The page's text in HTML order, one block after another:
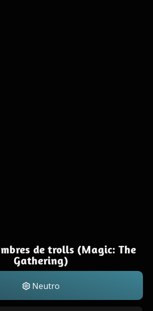
de trolls (Magic: The
Gathering)
Neutro